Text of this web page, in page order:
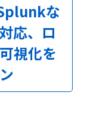
な
応、ロ
視化を